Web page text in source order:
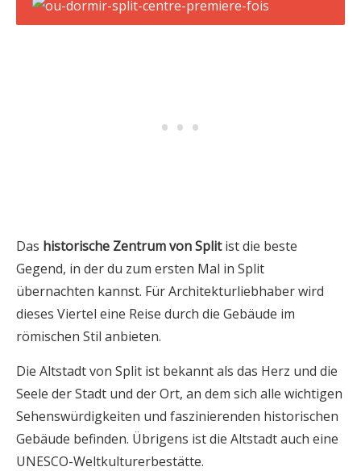
Das historische Zentrum von Splitist die beste
Gegend, in der du zum ersten Mal in Split
übernachten kannst. Für Architekturliebhaber wird
dieses Viertel eine Reise durch die Gebäude im
römischen Stil anbieten.
Die Altstadt von Split ist bekannt als das Herz und die
Seele der Stadt und der Ort, an dem sich alle wichtigen
Sehenswürdigkeiten und faszinierenden historischen
Gebäude befinden. Übrigens ist die Altstadt auch eine
UNESCO-Weltkulturerbestätte.